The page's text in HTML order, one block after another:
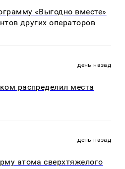
«Выгодно вместе»
других операторов
день назад
распределил места
день назад
атома сверхтяжелого